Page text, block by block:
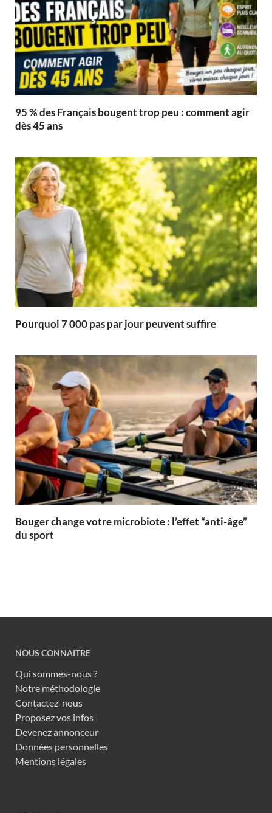
95 % des Français bougent trop peu : comment agir
dès 45 ans
Pourquoi 7 000 pas par jour peuvent suffire
Bouger change votre microbiote : l’effet “anti-âge”
du sport
NOUS CONNAITRE
Qui sommes-nous ?
Notre méthodologie
Contactez-nous
Proposez vos infos
Devenez annonceur
Données personnelles
Mentions légales